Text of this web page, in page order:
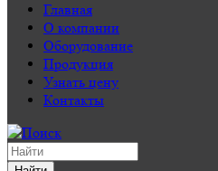
Главная
О компании
Оборудование
Продукция
Узнать цену
Контакты